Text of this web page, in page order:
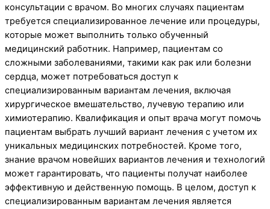
консультации с врачом. Во многих случаях пациентам
требуется специализированное лечение или процедуры,
которые может выполнить только обученный
медицинский работник. Например, пациентам со
сложными заболеваниями, такими как рак или болезни
сердца, может потребоваться доступ к
специализированным вариантам лечения, включая
хирургическое вмешательство, лучевую терапию или
химиотерапию. Квалификация и опыт врача могут помочь
пациентам выбрать лучший вариант лечения с учетом их
уникальных медицинских потребностей. Кроме того,
знание врачом новейших вариантов лечения и технологий
может гарантировать, что пациенты получат наиболее
эффективную и действенную помощь. В целом, доступ к
специализированным вариантам лечения является